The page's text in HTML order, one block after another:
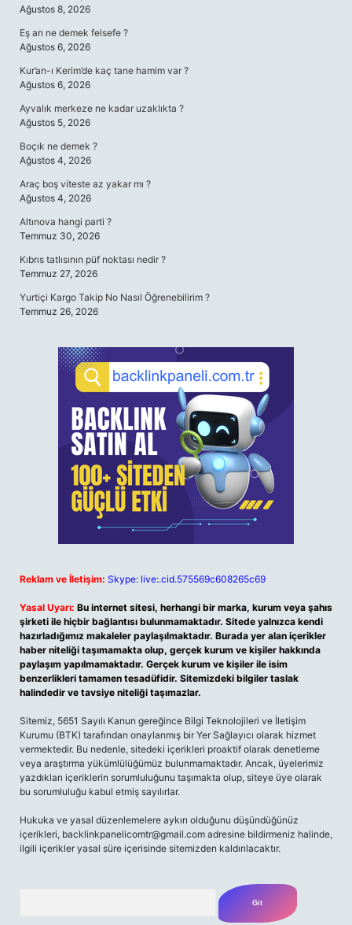
Ağustos 8, 2026
Eş arı ne demek felsefe ?
Ağustos 6, 2026
Kur’an-ı Kerim’de kaç tane hamim var ?
Ağustos 6, 2026
Ayvalık merkeze ne kadar uzaklıkta ?
Ağustos 5, 2026
Boçık ne demek ?
Ağustos 4, 2026
Araç boş viteste az yakar mı ?
Ağustos 4, 2026
Altınova hangi parti ?
Temmuz 30, 2026
Kıbrıs tatlısının püf noktası nedir ?
Temmuz 27, 2026
Yurtiçi Kargo Takip No Nasıl Öğrenebilirim ?
Temmuz 26, 2026
Reklam ve İletişim: Skype: live:.cid.575569c608265c69
Yasal Uyarı: Bu internet sitesi, herhangi bir marka, kurum veya şahıs
şirketi ile hiçbir bağlantısı bulunmamaktadır. Sitede yalnızca kendi
hazırladığımız makaleler paylaşılmaktadır. Burada yer alan içerikler
haber niteliği taşımamakta olup, gerçek kurum ve kişiler hakkında
paylaşım yapılmamaktadır. Gerçek kurum ve kişiler ile isim
benzerlikleri tamamen tesadüfidir. Sitemizdeki bilgiler taslak
halindedir ve tavsiye niteliği taşımazlar.
Sitemiz, 5651 Sayılı Kanun gereğince Bilgi Teknolojileri ve İletişim
Kurumu (BTK) tarafından onaylanmış bir Yer Sağlayıcı olarak hizmet
vermektedir. Bu nedenle, sitedeki içerikleri proaktif olarak denetleme
veya araştırma yükümlülüğümüz bulunmamaktadır. Ancak, üyelerimiz
yazdıkları içeriklerin sorumluluğunu taşımakta olup, siteye üye olarak
bu sorumluluğu kabul etmiş sayılırlar.
Hukuka ve yasal düzenlemelere aykırı olduğunu düşündüğünüz
içerikleri, backlinkpanelicomtr@gmail.com adresine bildirmeniz halinde,
ilgili içerikler yasal süre içerisinde sitemizden kaldırılacaktır.